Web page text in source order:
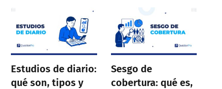
Estudios de diario:
qué son, tipos y
Sesgo de
cobertura: qué es,